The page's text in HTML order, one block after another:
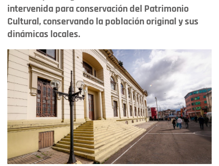
intervenida para conservación del Patrimonio
Cultural, conservando la población original y sus
dinámicas locales.